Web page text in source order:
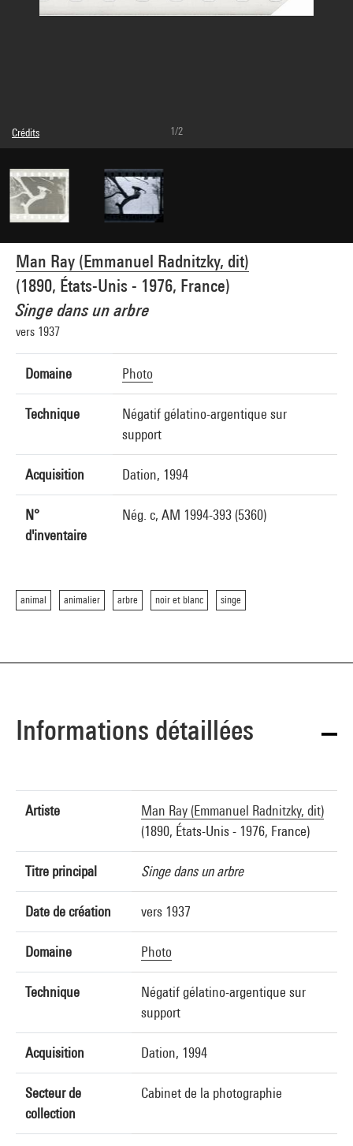
Man Ray (Emmanuel Radnitzky, dit)
(1890, États-Unis - 1976, France)
Singe dans un arbre
vers 1937
Domaine Photo
Technique
Négatif gélatino-argentique sur
support
Acquisition Dation, 1994
N°
d'inventaire
Nég. c, AM 1994-393 (5360)
animal animalier arbre noir et blanc singe
Crédits
© Man Ray Trust / Adagp, Paris
1/2
Informations détaillées
Artiste
Man Ray (Emmanuel Radnitzky, dit)
(1890, États-Unis - 1976, France)
Titre principal Singe dans un arbre
Date de création vers 1937
Domaine Photo
Technique
Négatif gélatino-argentique sur
support
Acquisition Dation, 1994
Secteur de
collection
Cabinet de la photographie